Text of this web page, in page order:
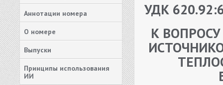
Аннотации номера
О номере
Выпуски
Принципы использования
ИИ
УДК
К